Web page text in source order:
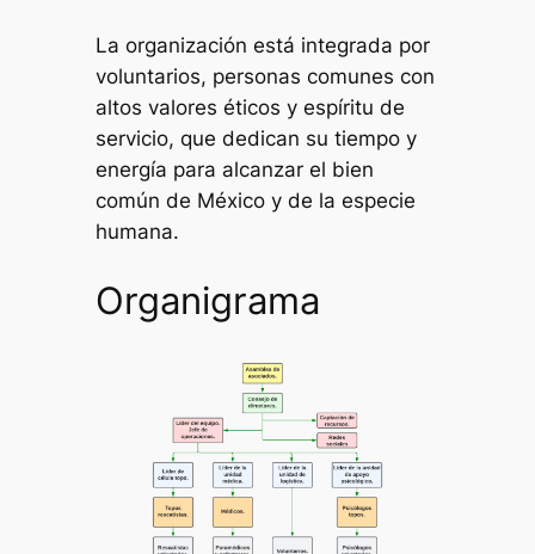
La organización está integrada por
voluntarios, personas comunes con
altos valores éticos y espíritu de
servicio, que dedican su tiempo y
energía para alcanzar el bien
común de México y de la especie
humana.
Organigrama